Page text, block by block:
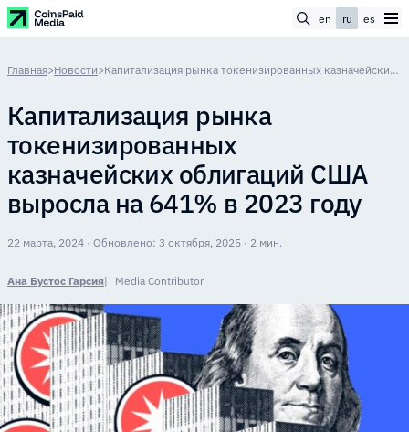
en ru es
Главная>Новости> Капитализация рынка токенизированных казначейских облигаций США выросла на 641% в 2023 году
Капитализация рынка
токенизированных
казначейских облигаций США
выросла на 641% в 2023 году
22 марта, 2024 · Обновлено: 3 октября, 2025 · 2 мин.
Ана Бустос Гарсия Media Contributor